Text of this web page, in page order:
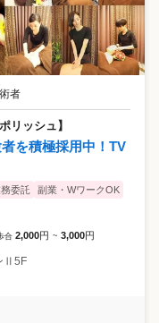
者
ッシュ】
を積極採用中！TV
委託
副業・WワークOK
合 2,000円 ~ 3,000円
Ⅱ5F